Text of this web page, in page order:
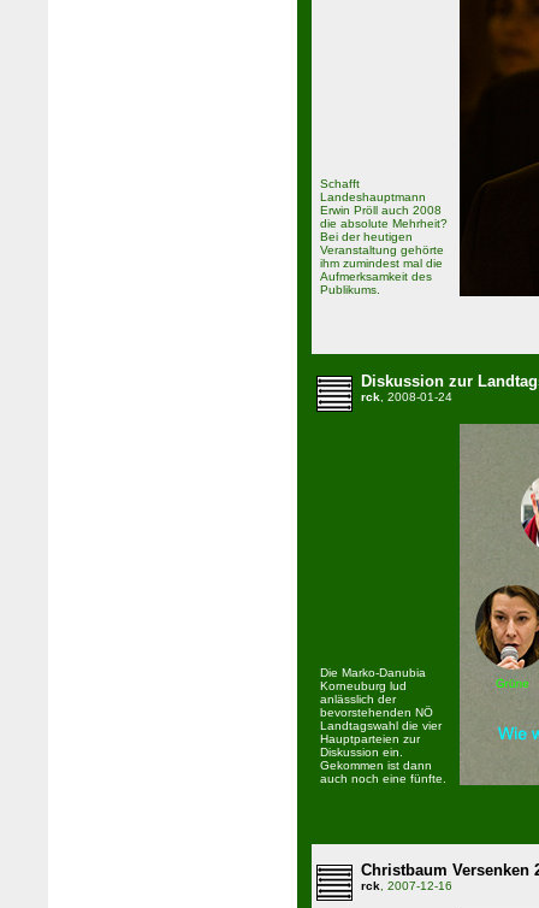
Schafft
Landeshauptmann
Erwin Pröll auch 2008
die absolute Mehrheit?
Bei der heutigen
Veranstaltung gehörte
ihm zumindest mal die
Aufmerksamkeit des
Publikums.
Diskussion zur
rck, 2008-01-24
Die Marko-Danubia
Korneuburg lud
anlässlich der
bevorstehenden NÖ
Landtagswahl die vier
Hauptparteien zur
Diskussion ein.
Gekommen ist dann
auch noch eine fünfte.
Christbaum Versenken
rck, 2007-12-16